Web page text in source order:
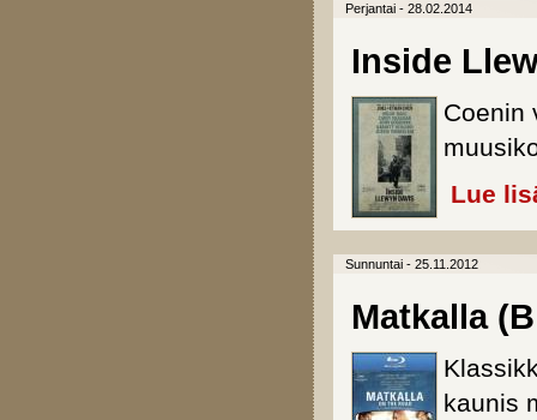
Perjantai - 28.02.2014
Inside
Coenin
Lue
Sunnuntai - 25.11.2012
Matkalla
kaunis